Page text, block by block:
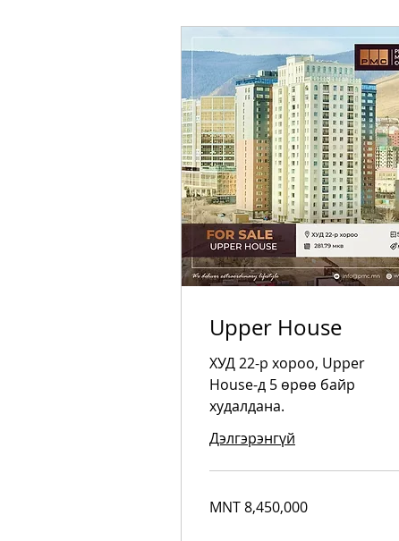
Upper House
ХУД 22-р хороо, Upper
House-д 5 өрөө байр
худалдана.
Дэлгэрэнгүй
Mongolian
MNT 8,450,000